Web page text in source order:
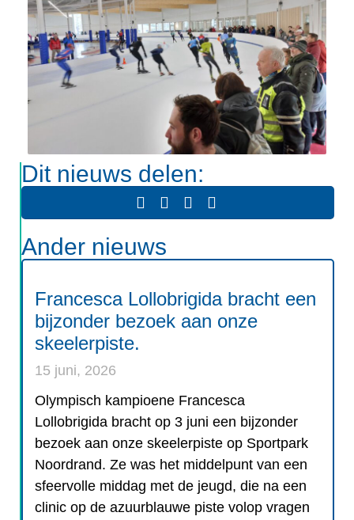
Dit nieuws delen:
Ander nieuws
Francesca Lollobrigida bracht een
bijzonder bezoek aan onze
skeelerpiste.
15 juni, 2026
Olympisch kampioene Francesca
Lollobrigida bracht op 3 juni een bijzonder
bezoek aan onze skeelerpiste op Sportpark
Noordrand. Ze was het middelpunt van een
sfeervolle middag met de jeugd, die na een
clinic op de azuurblauwe piste volop vragen